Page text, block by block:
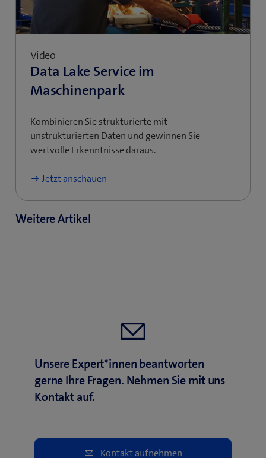
Video
Data Lake Service im
Maschinenpark
Kombinieren Sie strukturierte mit
unstrukturierten Daten und gewinnen Sie
wertvolle Erkenntnisse daraus.
Jetzt anschauen
Weitere Artikel
Unsere Expert*innen beantworten
gerne Ihre Fragen. Nehmen Sie mit uns
Kontakt auf.
Kontakt aufnehmen